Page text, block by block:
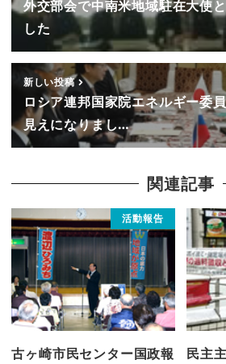
外交部会で中南米地域駐在大使
した
新しい投稿
ロシア連邦国家院エネルギー委
見えになりまし…
関連記事
活動報告
古ヶ崎市民センター国政報
民主